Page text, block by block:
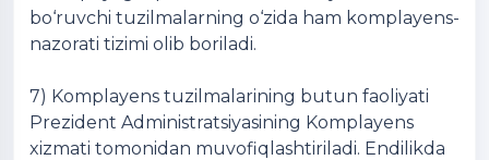
bo‘ruvchi tuzilmalarning o‘zida ham komplayens-
nazorati tizimi olib boriladi.
7) Komplayens tuzilmalarining butun faoliyati
Prezident Administratsiyasining Komplayens
xizmati tomonidan muvofiqlashtiriladi. Endilikda